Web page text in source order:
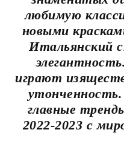
любимую
новыми
Итальянский
играют
главные
2022-2023 с